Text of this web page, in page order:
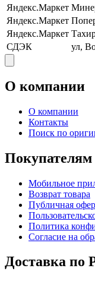
Яндекс.Маркет
Яндекс.Маркет
Яндекс.Маркет
СДЭК
ул,
О компании
О компании
Контакты
Поиск по
Покупателям
Мобильное
Возврат товара
Публичная
Политика
Согласие на
Доставка по